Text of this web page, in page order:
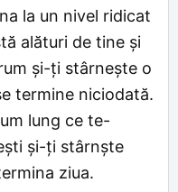
la un nivel ridicat
alături de tine și
și-ți stârnește o
termine niciodată.
lung ce te-
și-ți stârnște
ziua.